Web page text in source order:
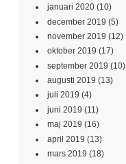
januari 2020 (10)
december 2019 (5)
november 2019 (12)
oktober 2019 (17)
september 2019 (10)
augusti 2019 (13)
juli 2019 (4)
juni 2019 (11)
maj 2019 (16)
april 2019 (13)
mars 2019 (18)